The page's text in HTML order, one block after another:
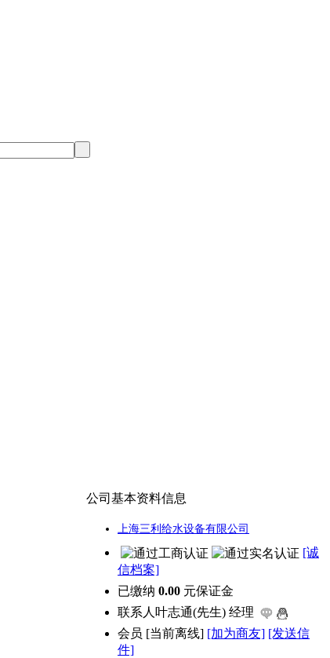
公司基本资料信息
上海三利给水设备有限公司
[诚
信档案]
已缴纳 0.00 元保证金
联系人 叶志通(先生) 经理
会员 [当前离线] [加为商友] [发送信
件]